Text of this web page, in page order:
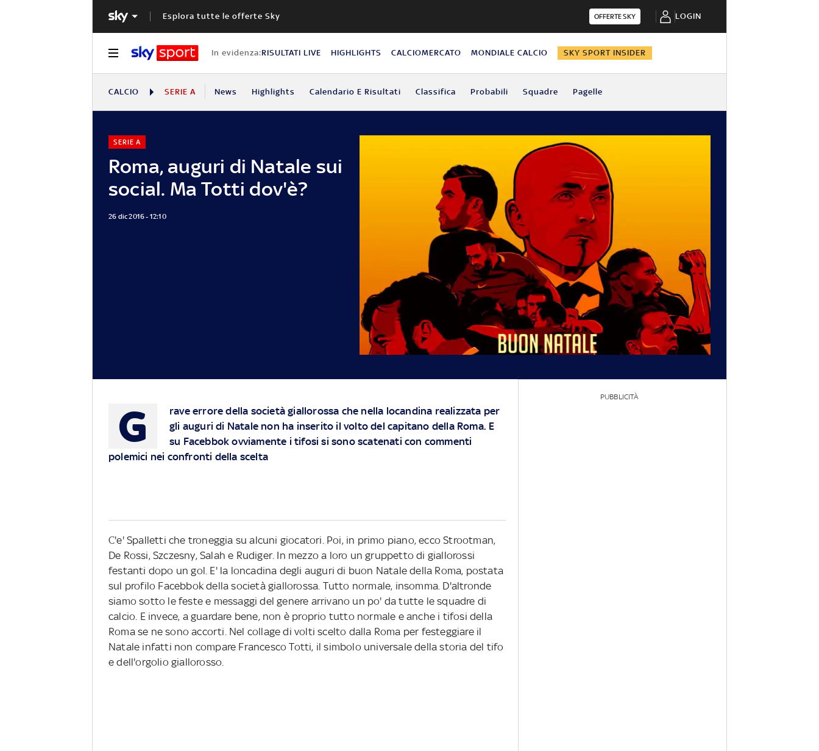
Esplora tutte le offerte Sky OFFERTE SKY LOGIN
In evidenza:RISULTATI LIVE HIGHLIGHTS CALCIOMERCATO MONDIALE CALCIO SKY SPORT INSIDER
CALCIO SERIE A News Highlights Calendario E Risultati Classifica Probabili Squadre Pagelle
Roma, auguri di Natale sui
social. Ma Totti dov'è?
SERIE A
26 dic 2016 - 12:10
G
rave errore della società giallorossa che nella locandina realizzata per
gli auguri di Natale non ha inserito il volto del capitano della Roma. E
su Facebbok ovviamente i tifosi si sono scatenati con commenti
polemici nei confronti della scelta
C'e' Spalletti che troneggia su alcuni giocatori. Poi, in primo piano, ecco Strootman,
De Rossi, Szczesny, Salah e Rudiger. In mezzo a loro un gruppetto di giallorossi
festanti dopo un gol. E' la loncadina degli auguri di buon Natale della Roma, postata
sul profilo Facebbok della società giallorossa. Tutto normale, insomma. D'altronde
siamo sotto le feste e messaggi del genere arrivano un po' da tutte le squadre di
calcio. E invece, a guardare bene, non è proprio tutto normale e anche i tifosi della
Roma se ne sono accorti. Nel collage di volti scelto dalla Roma per festeggiare il
Natale infatti non compare Francesco Totti, il simbolo universale della storia del tifo
e dell'orgolio giallorosso.
PUBBLICITÀ